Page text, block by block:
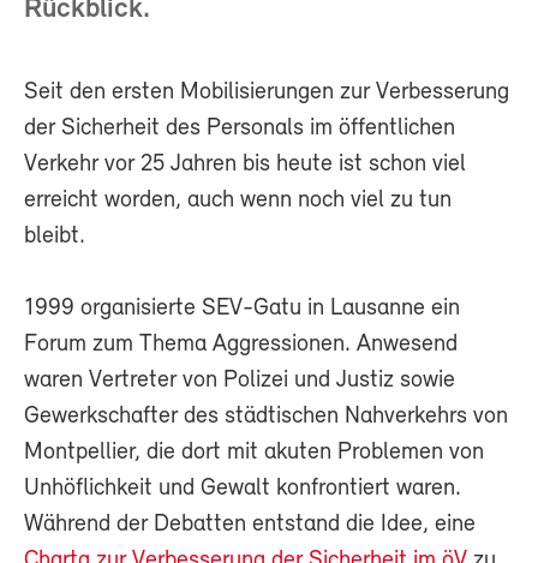
Rückblick.
Seit den ersten Mobilisierungen zur Verbesserung
der Sicherheit des Personals im öffentlichen
Verkehr vor 25 Jahren bis heute ist schon viel
erreicht worden, auch wenn noch viel zu tun
bleibt.
1999 organisierte SEV-Gatu in Lausanne ein
Forum zum Thema Aggressionen. Anwesend
waren Vertreter von Polizei und Justiz sowie
Gewerkschafter des städtischen Nahverkehrs von
Montpellier, die dort mit akuten Problemen von
Unhöflichkeit und Gewalt konfrontiert waren.
Während der Debatten entstand die Idee, eine